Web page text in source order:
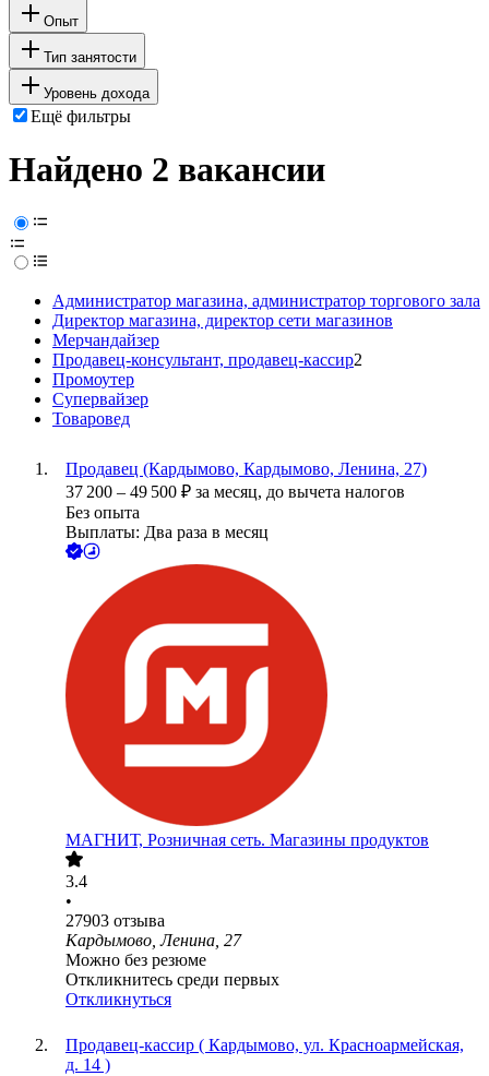
Опыт
Тип занятости
Уровень дохода
Ещё фильтры
Найдено 2 вакансии
Администратор магазина, администратор торгового зала
Директор магазина, директор сети магазинов
Мерчандайзер
Продавец-консультант, продавец-кассир2
Промоутер
Супервайзер
Товаровед
Продавец (Кардымово, Кардымово, Ленина, 27)
37 200 – 49 500 ₽ за месяц, до вычета налогов
Без опыта
Выплаты: Два раза в месяц
МАГНИТ, Розничная сеть. Магазины продуктов
3.4
•
27903 отзыва
Кардымово, Ленина, 27
Можно без резюме
Откликнитесь среди первых
Откликнуться
Продавец-кассир ( Кардымово, ул. Красноармейская,
д. 14 )